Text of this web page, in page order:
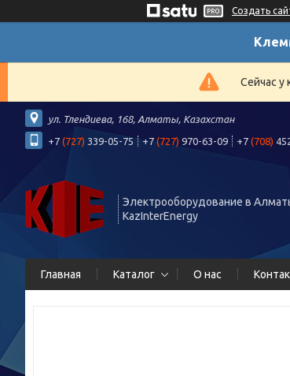
Создать
Сейчас у
ул. Тлендиева, 168, Алматы, Казахстан
+7 (727) 339-05-75 +7 (727) 970-63-09 +7 (708)
Электрооборудование в
KazInterEnergy
Главная Каталог О нас